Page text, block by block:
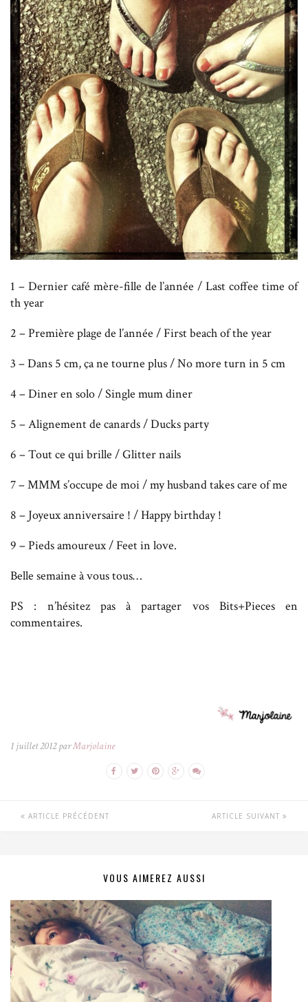
1 – Dernier café mère-fille de l’année / Last coffee time of
th year
2 – Première plage de l’année / First beach of the year
3 – Dans 5 cm, ça ne tourne plus / No more turn in 5 cm
4 – Diner en solo / Single mum diner
5 – Alignement de canards / Ducks party
6 – Tout ce qui brille / Glitter nails
7 – MMM s’occupe de moi / my husband takes care of me
8 – Joyeux anniversaire ! / Happy birthday !
9 – Pieds amoureux / Feet in love.
Belle semaine à vous tous…
PS : n’hésitez pas à partager vos Bits+Pieces en
commentaires.
1 juillet 2012 parMarjolaine
ARTICLE PRÉCÉDENT ARTICLE SUIVANT
VOUS AIMEREZ AUSSI